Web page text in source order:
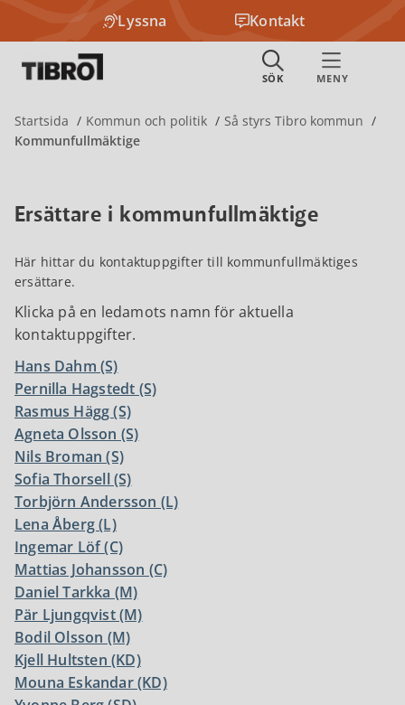
Lyssna Kontakt
Startsida Kommun och politik
Så styrs Tibro kommun
Kommunfullmäktige
Ersättare i kommunfullmäktige
Här hittar du kontaktuppgifter till kommunfullmäktiges
ersättare.
Klicka på en ledamots namn för aktuella
kontaktuppgifter.
Hans Dahm (S)
Pernilla Hagstedt (S)
Rasmus Hägg (S)
Agneta Olsson (S)
Nils Broman (S)
Sofia Thorsell (S)
Torbjörn Andersson (L)
Lena Åberg (L)
Ingemar Löf (C)
Mattias Johansson (C)
Daniel Tarkka (M)
Pär Ljungqvist (M)
Bodil Olsson (M)
Kjell Hultsten (KD)
Mouna Eskandar (KD)